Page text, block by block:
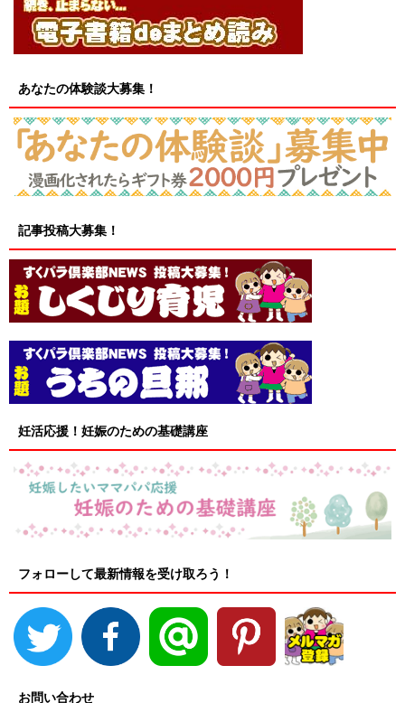
あなたの体験談大募集！
記事投稿大募集！
妊活応援！妊娠のための基礎講座
フォローして最新情報を受け取ろう！
お問い合わせ